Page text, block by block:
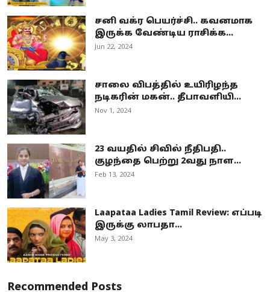
சனி வக்ர பெயர்ச்சி.. கவனமாக
இருக்க வேண்டிய ராசிக்க...
Jun 22, 2024
சாலை விபத்தில் உயிரிழந்த
நடிகரின் மகன்.. தீபாவளியி...
Nov 1, 2024
23 வயதில் சிவில் நீதிபதி..
குழந்தை பெற்று 2வது நாள...
Feb 13, 2024
Laapataa Ladies Tamil Review: எப்படி
இருக்கு லாபதா...
May 3, 2024
Recommended Posts